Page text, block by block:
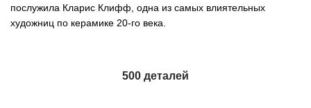
послужила Кларис Клифф, одна из самых влиятельных
художниц по керамике 20-го века.
500 деталей